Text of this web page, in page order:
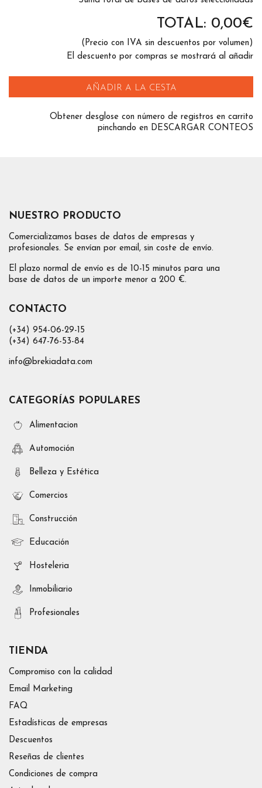
TOTAL: 0,00€
(Precio con IVA sin descuentos por volumen)
El descuento por compras se mostrará al añadir
AÑADIR A LA CESTA
Obtener desglose con número de registros en carrito
pinchando en DESCARGAR CONTEOS
NUESTRO PRODUCTO
Comercializamos bases de datos de empresas y
profesionales. Se envían por email, sin coste de envío.
El plazo normal de envío es de 10-15 minutos para una
base de datos de un importe menor a 200 €.
CONTACTO
(+34) 954-06-29-15
(+34) 647-76-53-84
info@brekiadata.com
CATEGORÍAS POPULARES
Alimentacion
Automoción
Belleza y Estética
Comercios
Construcción
Educación
Hosteleria
Inmobiliario
Profesionales
TIENDA
Compromiso con la calidad
Email Marketing
FAQ
Estadísticas de empresas
Descuentos
Reseñas de clientes
Condiciones de compra